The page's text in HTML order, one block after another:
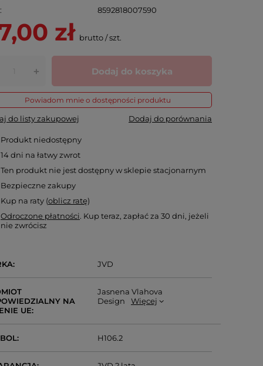
8592818007590
zł brutto/szt.
+ Dodaj do koszyka
Powiadom mnie o dostępności produktu
do listy zakupowej Dodaj do porównania
Produkt niedostępny
14dni na łatwy zwrot
Ten produkt nie jest dostępny w sklepie stacjonarnym
Bezpieczne zakupy
Kup na raty (oblicz ratę)
Odroczone płatności. Kup teraz, zapłać za 30 dni, jeżeli
nie zwrócisz
JVD
NA
UE
Jasnena Vlahova
Design
Więcej
H106.2